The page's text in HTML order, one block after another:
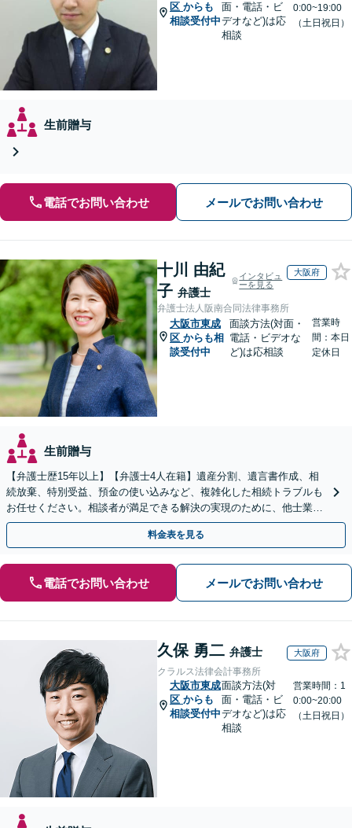
区 からも
相談受付中
面・電話・ビ
デオなど)は応
相談
0:00~19:00
（土日祝日）
生前贈与
電話でお問い合わせ メールでお問い合わせ
十川 由紀
子 弁護士
インタビュ
ーを見る
大阪府
弁護士法人阪南合同法律事務所
大阪市東成
区 からも相
談受付中
面談方法(対面・
電話・ビデオな
ど)は応相談
営業時
間：本日
定休日
生前贈与
【弁護士歴15年以上】【弁護士4人在籍】遺産分割、遺言書作成、相
続放棄、特別受益、預金の使い込みなど、複雑化した相続トラブルも
お任せください。相談者が満足できる解決の実現のために、他士業と
連携し最善を尽くします【完全個室】
料金表を見る
電話でお問い合わせ メールでお問い合わせ
久保 勇二 弁護士 大阪府
クラルス法律会計事務所
大阪市東成
区 からも
相談受付中
面談方法(対
面・電話・ビ
デオなど)は応
相談
営業時間：1
0:00~20:00
（土日祝日）